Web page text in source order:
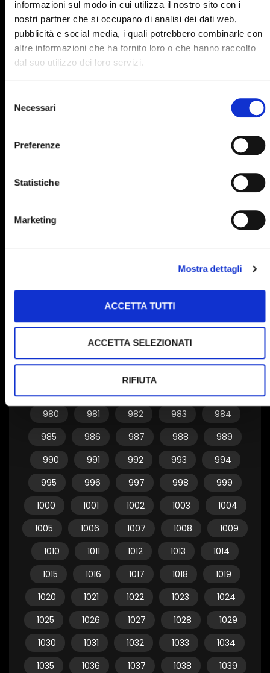
informazioni sul modo in cui utilizza il nostro sito con i
nostri partner che si occupano di analisi dei dati web,
pubblicità e social media, i quali potrebbero combinarle con
altre informazioni che ha fornito loro o che hanno raccolto
dal suo utilizzo dei loro servizi.
delNecessari
Preferenze
Statistiche
Marketing
Mostra dettagli
ACCETTA TUTTI
ACCETTA SELEZIONATI
RIFIUTA
895
896 897 898
899
900
901 902 903
904
930
957 958
960
961 962 963
964
966 967 968
970
971 972 973
974
980
981 982 983
984
985
986 987 988
989
990
991 992 993
994
995
996 997 998
999
1000
1001 1002 1003
1004
1005
1006 1007 1008
1009
1010
1011 1012 1013
1014
1015
1016 1017 1018
1019
1020
1021 1022 1023
1024
1025
1026 1027 1028
1029
1030
1031 1032 1033
1034
1035
1036 1037 1038
1039